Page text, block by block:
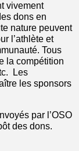
vivement
dons en
nature peuvent
l’athlète et
Tous
la compétition
Les
les sponsors
par l’OSO
des dons.